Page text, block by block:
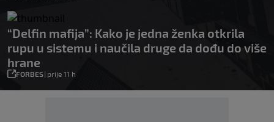
“Delfin mafija”: Kako je jedna ženka otkrila
rupu u sistemu i naučila druge da dođu do više
hrane
FORBES| prije 11 h